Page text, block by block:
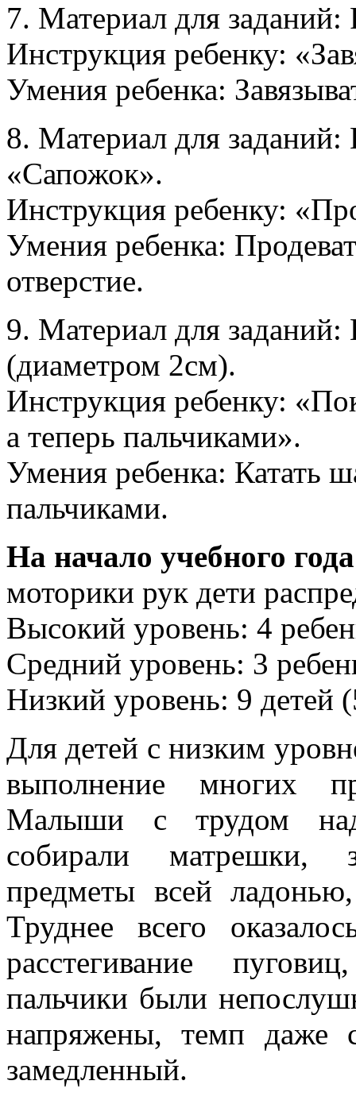
7. Материал для
Инструкция ребенку:
Умения ребенка:
8. Материал для
«Сапожок».
Инструкция ребенку:
Умения ребенка:
отверстие.
9. Материал для
(диаметром 2см).
Инструкция ребенку:
а теперь пальчиками».
Умения ребенка: Катать
пальчиками.
На начало учебного года
моторики рук дети
Высокий уровень: 4
Средний уровень: 3
Низкий уровень: 9 детей
Для детей с низким
выполнение многих
Малыши с трудом
собирали матрешки,
предметы всей
Труднее всего
расстегивание
пальчики были
напряжены, темп даже
замедленный.